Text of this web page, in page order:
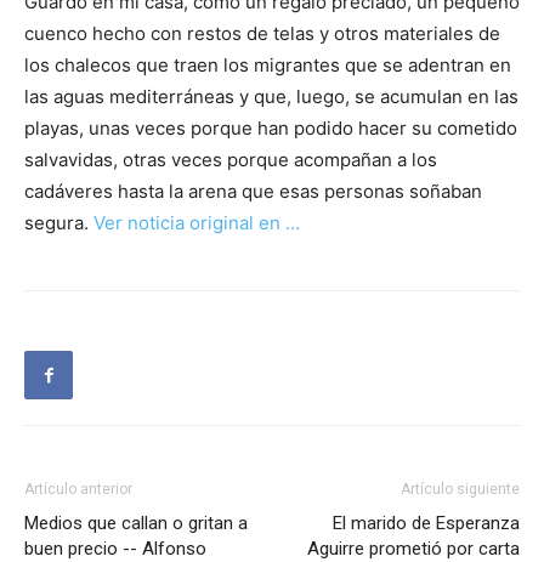
cuenco hecho con restos de telas y otros materiales de
los chalecos que traen los migrantes que se adentran en
las aguas mediterráneas y que, luego, se acumulan en las
playas, unas veces porque han podido hacer su cometido
salvavidas, otras veces porque acompañan a los
cadáveres hasta la arena que esas personas soñaban
segura. Ver noticia original en …
Artículo anterior
Medios que callan o gritan a
buen precio -- Alfonso
Artículo siguiente
El marido de Esperanza
Aguirre prometió por carta